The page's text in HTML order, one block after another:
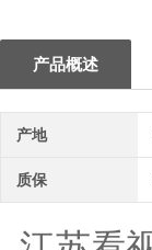
产品概述
产地
质保